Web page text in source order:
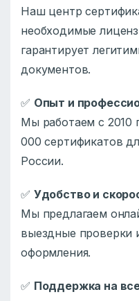
Наш центр
необходимые
гарантирует
документов.
✅ Опыт и
Мы работаем с 2010
000 сертификатов
России.
✅ Удобство и
Мы предлагаем
выездные проверки
оформления.
✅ Поддержка на